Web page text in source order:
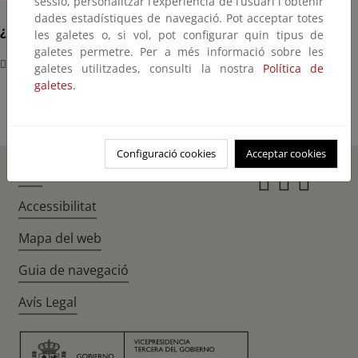
¿Dónde?
Málaga
dades estadístiques de navegació. Pot acceptar totes
les galetes o, si vol, pot configurar quin tipus de
galetes permetre. Per a més informació sobre les
galetes utilitzades, consulti la nostra Política de
galetes.
Configuració cookies Acceptar cookies
Accessibilitat
Mapa del web
Guia de navegació
Avís Legal